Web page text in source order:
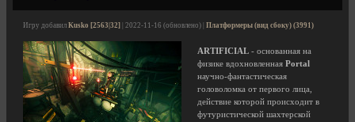
Игру добавил Kusko [2563|32] | 2022-11-16 (обновлено) | Платформеры (вид сбоку) (3991)
ARTIFICIAL - основанная на
физике вдохновленная Portal
научно-фантастическая
головоломка от первого лица,
действие которой происходит в
футуристической шахтерской